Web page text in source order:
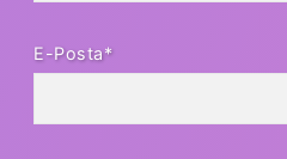
E-Posta*